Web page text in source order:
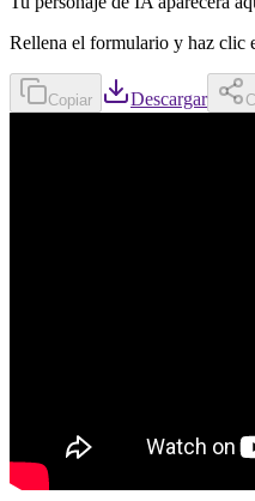
Rellena el formulario y haz clic
Copiar Descargar